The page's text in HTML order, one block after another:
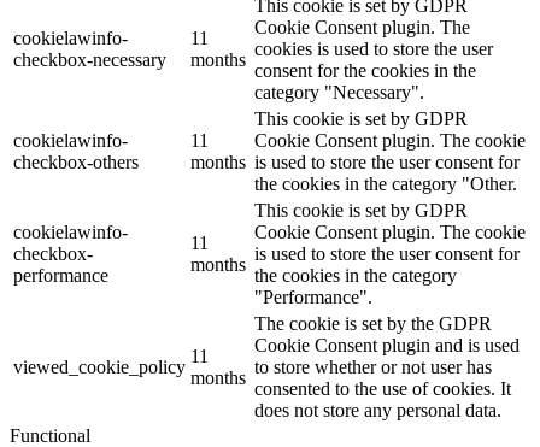
cookielawinfo-
checkbox-necessary
11
months
This cookie is set by GDPR
Cookie Consent plugin. The
cookies is used to store the user
consent for the cookies in the
category "Necessary".
cookielawinfo-
checkbox-others
11
months
This cookie is set by GDPR
Cookie Consent plugin. The cookie
is used to store the user consent for
the cookies in the category "Other.
cookielawinfo-
checkbox-
performance
11
months
This cookie is set by GDPR
Cookie Consent plugin. The cookie
is used to store the user consent for
the cookies in the category
"Performance".
viewed_cookie_policy
11
months
The cookie is set by the GDPR
Cookie Consent plugin and is used
to store whether or not user has
consented to the use of cookies. It
does not store any personal data.
Functional